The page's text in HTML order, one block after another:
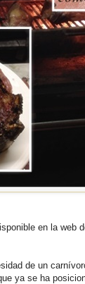
en la web
de un
ya se ha